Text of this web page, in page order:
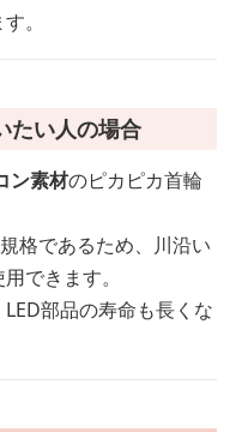
。
たい人の場合
ン素材のピカピカ首輪
格であるため、川沿い
できます。
部品の寿命も長くな